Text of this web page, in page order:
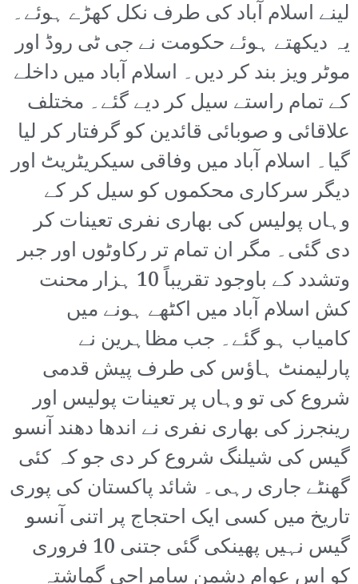
لینے اسلام آباد کی طرف نکل کھڑے ہوئے۔
یہ دیکھتے ہوئے حکومت نے جی ٹی روڈ اور
موٹر ویز بند کر دیں۔ اسلام آباد میں داخلے
کے تمام راستے سیل کر دیے گئے۔ مختلف
علاقائی و صوبائی قائدین کو گرفتار کر لیا
گیا۔ اسلام آباد میں وفاقی سیکریٹریٹ اور
دیگر سرکاری محکموں کو سیل کر کے
وہاں پولیس کی بھاری نفری تعینات کر
دی گئی۔ مگر ان تمام تر رکاوٹوں اور جبر
وتشدد کے باوجود تقریباً 10 ہزار محنت
کش اسلام آباد میں اکٹھے ہونے میں
کامیاب ہو گئے۔ جب مظاہرین نے
پارلیمنٹ ہاؤس کی طرف پیش قدمی
شروع کی تو وہاں پر تعینات پولیس اور
رینجرز کی بھاری نفری نے اندھا دھند آنسو
گیس کی شیلنگ شروع کر دی جو کہ کئی
گھنٹے جاری رہی۔ شائد پاکستان کی پوری
تاریخ میں کسی ایک احتجاج پر اتنی آنسو
گیس نہیں پھینکی گئی جتنی 10 فروری